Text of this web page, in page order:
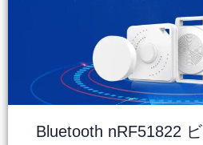
Bluetooth nRF51822